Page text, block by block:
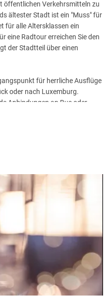
öffentlichen Verkehrsmitteln zu
ältester Stadt ist ein "Muss" für
für alle Altersklassen ein
eine Radtour erreichen Sie den
der Stadtteil über einen
für herrliche Ausflüge
oder nach Luxemburg.
Anbindungen an Bus oder